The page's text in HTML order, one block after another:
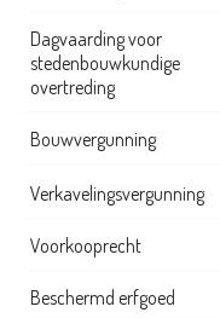
Dagvaarding voor
stedenbouwkundige
overtreding
Bouwvergunning
Verkavelingsvergunning
Voorkooprecht
Beschermd erfgoed